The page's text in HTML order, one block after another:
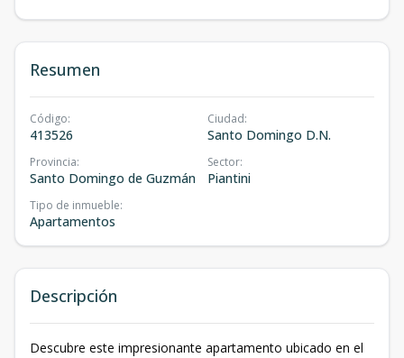
Resumen
Código:
413526
Ciudad:
Santo Domingo D.N.
Provincia:
Santo Domingo de Guzmán
Sector:
Piantini
Tipo de inmueble:
Apartamentos
Descripción
Descubre este impresionante apartamento ubicado en el